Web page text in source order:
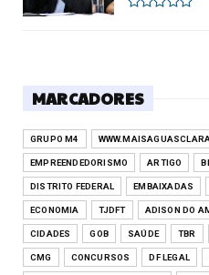
MARCADORES
GRUPO M4
EMPREENDEDORISMO ARTIGO
DISTRITO FEDERAL EMBAIXADAS
ECONOMIA TJDFT ADISON DO
CIDADES GOB SAÚDE TBR
CMG CONCURSOS DF LEGAL